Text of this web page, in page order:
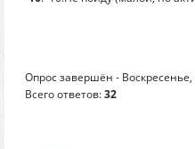
Опрос завершён - Воскресенье,
Всего ответов:32